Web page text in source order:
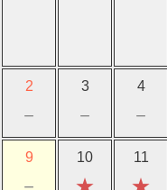
2
－
3
－
4
－
9 10 11